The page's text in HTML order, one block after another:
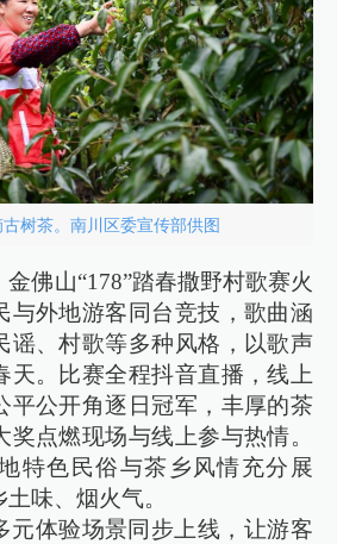
树茶。南川区委宣传部供图
佛山“178”踏春撒野村歌赛火
与外地游客同台竞技，歌曲涵
谣、村歌等多种风格，以歌声
天。比赛全程抖音直播，线上
平公开角逐日冠军，丰厚的茶
奖点燃现场与线上参与热情。
特色民俗与茶乡风情充分展
味、烟火气。
元体验场景同步上线，让游客